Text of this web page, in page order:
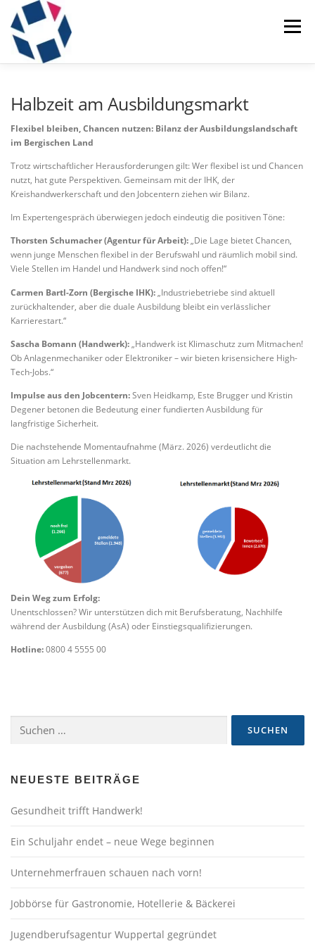
Inhalt
springen
Menü
GALERIE TEAM
RECHTLICHES
Halbzeit am Ausbildungsmarkt
Flexibel bleiben, Chancen nutzen: Bilanz der Ausbildungslandschaft
im Bergischen Land
Trotz wirtschaftlicher Herausforderungen gilt: Wer flexibel ist und Chancen
nutzt, hat gute Perspektiven. Gemeinsam mit der IHK, der
Kreishandwerkerschaft und den Jobcentern ziehen wir Bilanz.
Im Expertengespräch überwiegen jedoch eindeutig die positiven Töne:
Thorsten Schumacher (Agentur für Arbeit):„Die Lage bietet Chancen,
wenn junge Menschen flexibel in der Berufswahl und räumlich mobil sind.
Viele Stellen im Handel und Handwerk sind noch offen!“
Carmen Bartl-Zorn (Bergische IHK):„Industriebetriebe sind aktuell
zurückhaltender, aber die duale Ausbildung bleibt ein verlässlicher
Karrierestart.“
Sascha Bomann (Handwerk):„Handwerk ist Klimaschutz zum Mitmachen!
Ob Anlagenmechaniker oder Elektroniker – wir bieten krisensichere High-
Tech-Jobs.“
Impulse aus den Jobcentern:Sven Heidkamp, Este Brugger und Kristin
Degener betonen die Bedeutung einer fundierten Ausbildung für
langfristige Sicherheit.
Die nachstehende Momentaufnahme (März. 2026) verdeutlicht die
Situation am Lehrstellenmarkt.
Dein Weg zum Erfolg:
Unentschlossen? Wir unterstützen dich mit Berufsberatung, Nachhilfe
während der Ausbildung (AsA) oder Einstiegsqualifizierungen.
Hotline:0800 4 5555 00
nach:
NEUESTE BEITRÄGE
Gesundheit trifft Handwerk!
Ein Schuljahr endet – neue Wege beginnen
Unternehmerfrauen schauen nach vorn!
Jobbörse für Gastronomie, Hotellerie & Bäckerei
Jugendberufsagentur Wuppertal gegründet